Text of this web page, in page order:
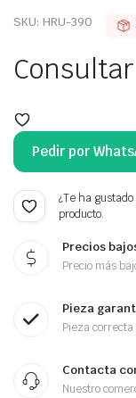
SKU: HRU-390
Pedir por
¿Te ha
producto.
Precios
Precio más
Pieza
Pieza
Contacta
Nuestro